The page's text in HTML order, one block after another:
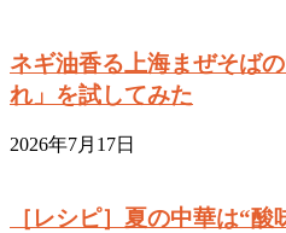
ネギ油香る上海まぜそば
れ」を試してみた
2026年7月17日
［レシピ］夏の中華は“